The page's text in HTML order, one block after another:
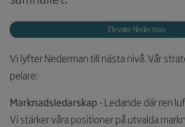
Vi lyfter Nederman till nästa nivå. Vår
pelare:
Marknadsledarskap- Ledande där ren
Vi stärker våra positioner på utvalda